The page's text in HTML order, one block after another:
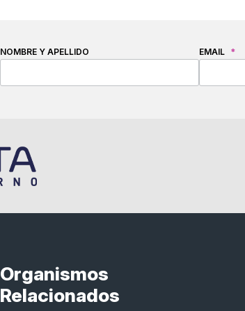
NOMBRE Y APELLIDO EMAIL *
Organismos
Relacionados